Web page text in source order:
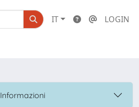
IT LOGIN
Informazioni